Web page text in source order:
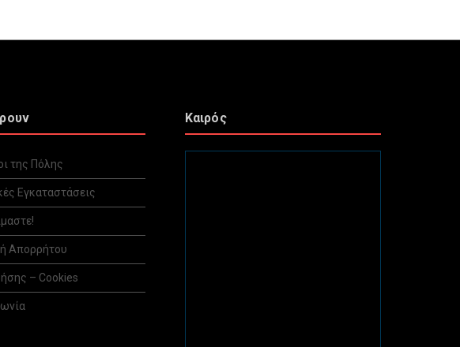
της Πόλης
Εγκαταστάσεις
Απορρήτου
– Cookies
Καιρός